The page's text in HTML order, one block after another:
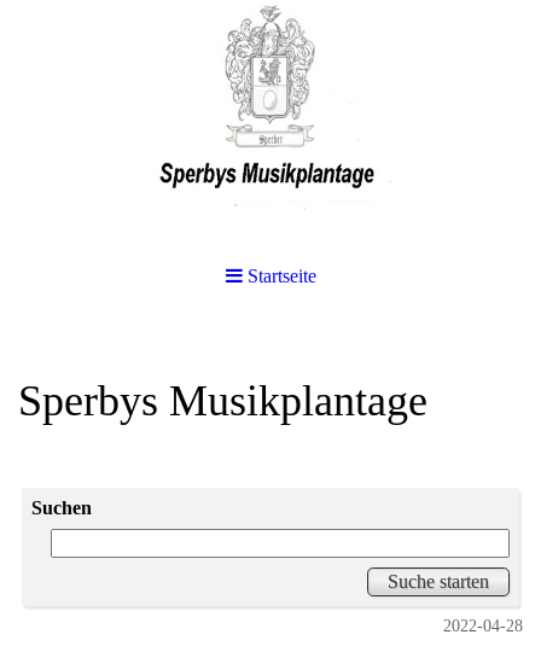
Startseite
Sperbys Musikplantage
Suchen
2022-04-28